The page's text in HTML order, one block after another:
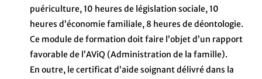
puériculture, 10 heures de législation sociale, 10
heures d’économie familiale, 8 heures de déontologie.
Ce module de formation doit faire l’objet d’un rapport
favorable de l’AViQ (Administration de la famille).
En outre, le certificat d’aide soignant délivré dans la